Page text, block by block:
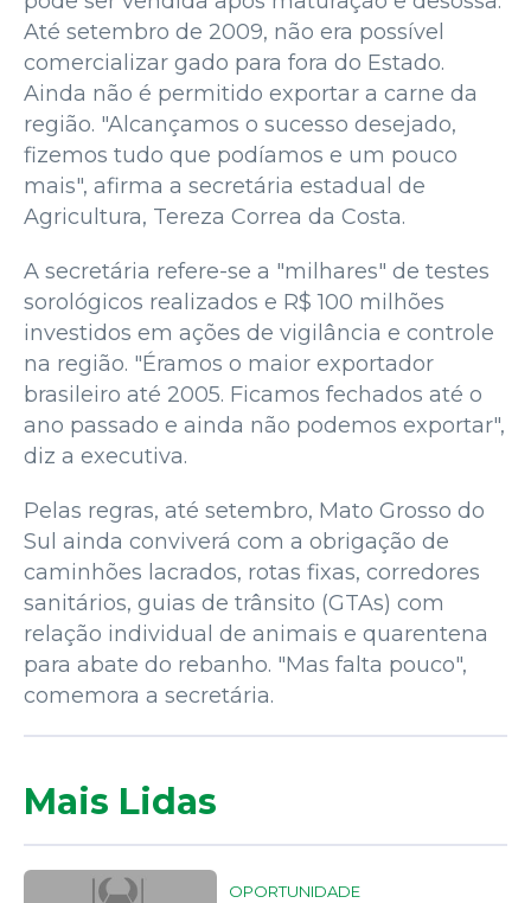
Até setembro de 2009, não era possível
comercializar gado para fora do Estado.
Ainda não é permitido exportar a carne da
região. "Alcançamos o sucesso desejado,
fizemos tudo que podíamos e um pouco
mais", afirma a secretária estadual de
Agricultura, Tereza Correa da Costa.
A secretária refere-se a "milhares" de testes
sorológicos realizados e R$ 100 milhões
investidos em ações de vigilância e controle
na região. "Éramos o maior exportador
brasileiro até 2005. Ficamos fechados até o
ano passado e ainda não podemos exportar",
diz a executiva.
Pelas regras, até setembro, Mato Grosso do
Sul ainda conviverá com a obrigação de
caminhões lacrados, rotas fixas, corredores
sanitários, guias de trânsito (GTAs) com
relação individual de animais e quarentena
para abate do rebanho. "Mas falta pouco",
comemora a secretária.
Mais Lidas
OPORTUNIDADE